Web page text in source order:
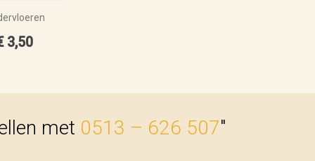
3,50
met 0513 – 626 507"